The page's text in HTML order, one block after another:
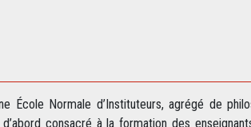
École Normale d’Instituteurs, agrégé de
consacré à la formation des